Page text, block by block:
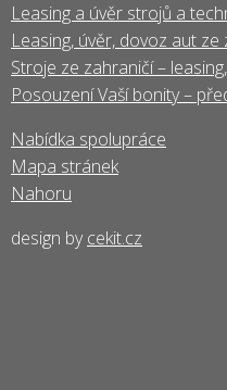
Leasing a úvěr strojů a
Leasing, úvěr, dovoz aut ze
Stroje ze zahraničí –
Posouzení Vaší bonity –
Nabídka spolupráce
Mapa stránek
Nahoru
design bycekit.cz